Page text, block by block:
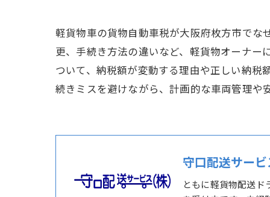
軽貨物車の貨物自動車税が大阪府枚方市でな
更、手続き方法の違いなど、軽貨物オーナー
ついて、納税額が変動する理由や正しい納税
続きミスを避けながら、計画的な車両管理や
守口配送サー
ともに軽貨物配送